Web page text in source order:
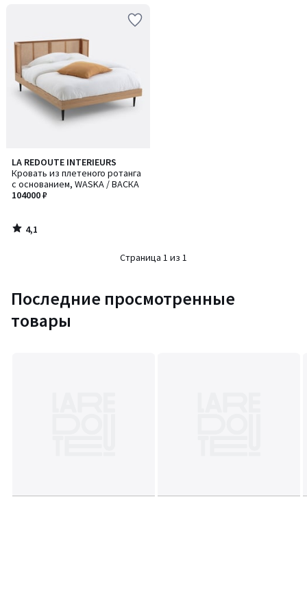
LA REDOUTE INTERIEURS
Кровать из плетеного ротанга
с основанием, WASKA / ВАСКА
104000 ₽
4,1
/ 5
4,1
/
Страница 1 из 1
Последние просмотренные
товары